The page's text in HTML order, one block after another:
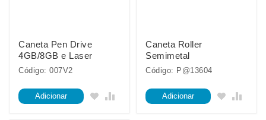
Caneta Pen Drive
4GB/8GB e Laser
Código: 007V2
Adicionar
Caneta Roller
Semimetal
Código: P@13604
Adicionar